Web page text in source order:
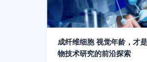
成纤维细胞 视觉年龄，才
物技术研究的前沿探索